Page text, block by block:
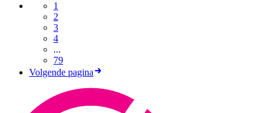
1
2
3
4
...
79
Volgende pagina